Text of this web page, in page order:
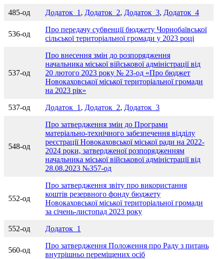
485-од Додаток_1 , Додаток_2, Додаток_3, Додаток_4
536-од
Про передачу субвенції бюджету Чорнобаївської
сільської територіальної громади у 2023 році
537-од
Про внесення змін до розпорядження
начальника міської військової адміністрації від
20 лютого 2023 року № 23-од «Про бюджет
Новокаховської міської територіальної громади
на 2023 рік»
537-од Додаток_1 , Додаток_2, Додаток_3
548-од
Про затвердження змін до Програми
матеріально-технічного забезпечення відділу
реєстрації Новокаховської міської ради на 2022-
2024 роки, затвердженої розпорядженням
начальника міської військової адміністрації від
28.08.2023 №357-од
552-од
Про затвердження звіту про використання
коштів резервного фонду бюджету
Новокаховської міської територіальної громади
за січень-листопад 2023 року
552-од Додаток_1
560-од
Про затвердження Положення про Раду з питань
внутрішньо переміщених осіб